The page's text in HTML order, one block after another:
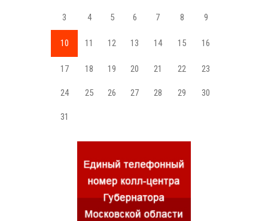
3 4 5 6 7 8 9
10 11 12 13 14 15 16
17 18 19 20 21 22 23
24 25 26 27 28 29 30
31